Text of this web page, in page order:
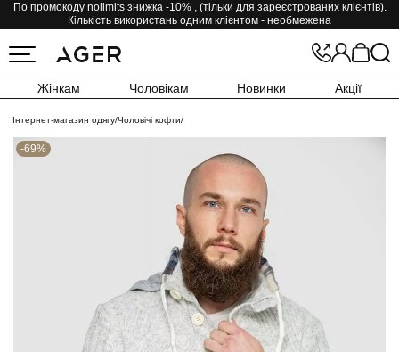
По промокоду nolimits знижка -10% , (тільки для зареєстрованих клієнтів).
Кількість використань одним клієнтом - необмежена
Жінкам Чоловікам Новинки Акції
Інтернет-магазин одягу/Чоловічі кофти/
-69%